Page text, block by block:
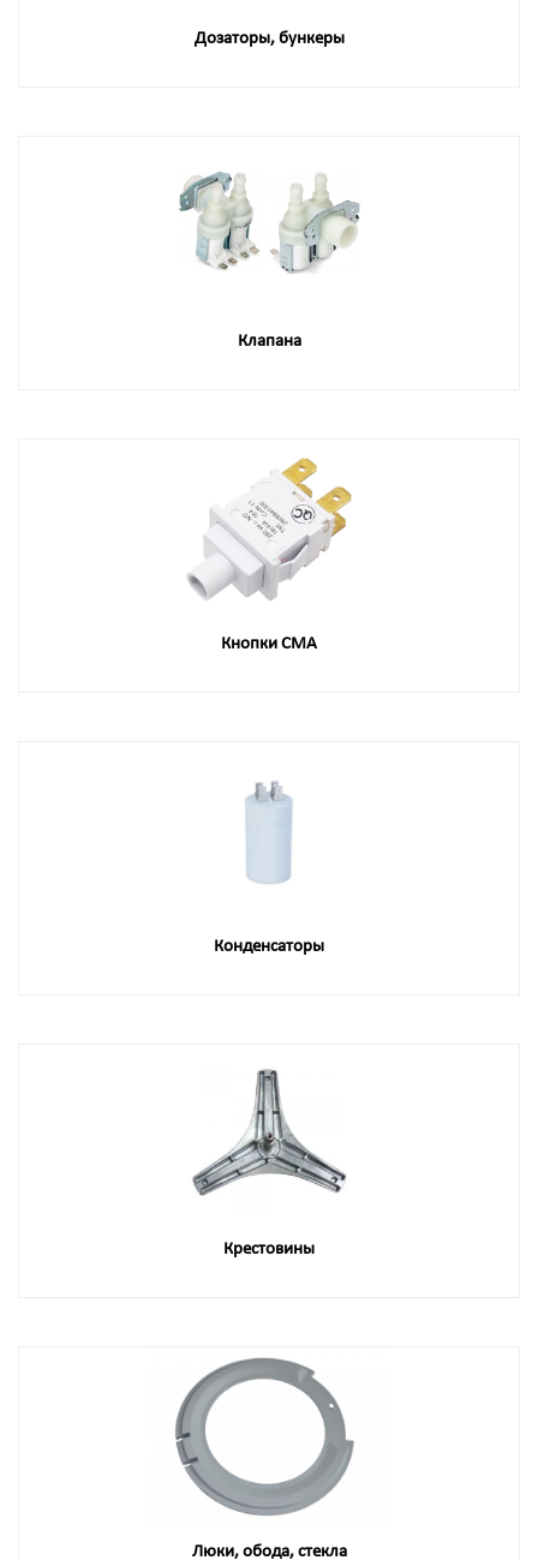
Дозаторы, бункеры
Клапана
Кнопки СМА
Конденсаторы
Крестовины
Люки, обода, стекла